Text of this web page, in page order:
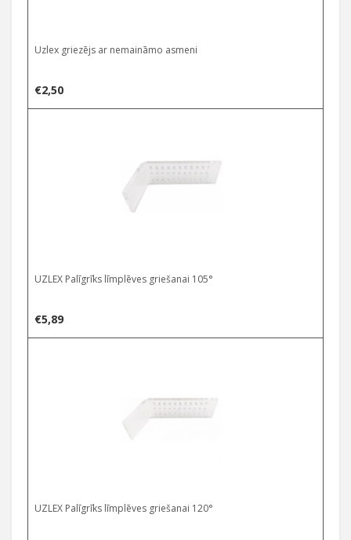
Uzlex griezējs ar nemaināmo asmeni
€2,50
UZLEX Palīgrīks līmplēves griešanai 105°
€5,89
UZLEX Palīgrīks līmplēves griešanai 120°